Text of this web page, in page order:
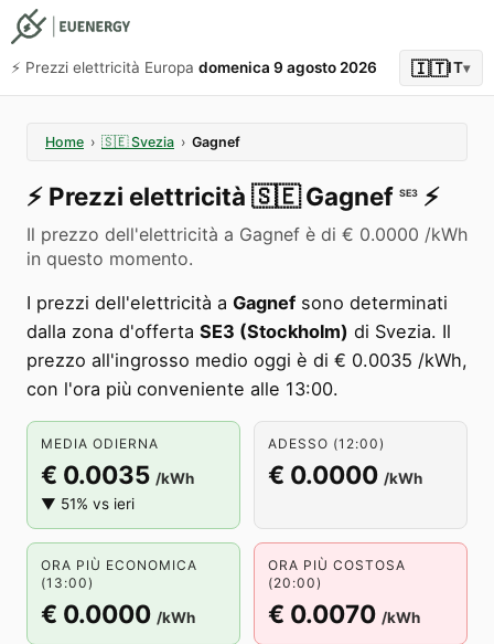
⚡️ Prezzi elettricità Europa domenica 9 agosto 2026 🇮🇹IT▾
Home › 🇸🇪 Svezia › Gagnef
⚡️ Prezzi elettricità 🇸🇪 Gagnef SE3 ⚡️
Il prezzo dell'elettricità a Gagnef è di € 0.0000 /kWh
in questo momento.
I prezzi dell'elettricità a Gagnef sono determinati
dalla zona d'offerta SE3 (Stockholm) di Svezia. Il
prezzo all'ingrosso medio oggi è di € 0.0035 /kWh,
con l'ora più conveniente alle 13:00.
MEDIA ODIERNA
€ 0.0035 /kWh
▼ 51% vs ieri
ADESSO (12:00)
€ 0.0000 /kWh
ORA PIÙ ECONOMICA
(13:00)
€ 0.0000 /kWh
ORA PIÙ COSTOSA
(20:00)
€ 0.0070 /kWh